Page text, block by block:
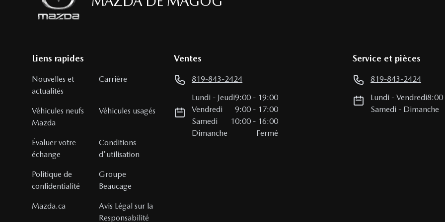
Liens rapides
Nouvelles et
actualités
Carrière
Véhicules neufs
Mazda
Véhicules usagés
Évaluer votre
échange
Conditions
d'utilisation
Politique de
confidentialité
Groupe
Beaucage
Mazda.ca
Avis Légal sur la
Responsabilité
Ventes
819-843-2424
Lundi - Jeudi9:00 - 19:00
Vendredi
9:00 - 17:00
Samedi
10:00 - 16:00
Dimanche
Fermé
Service et pièces
819-843-2424
Lundi -Vendredi8:00
Samedi - Dimanche